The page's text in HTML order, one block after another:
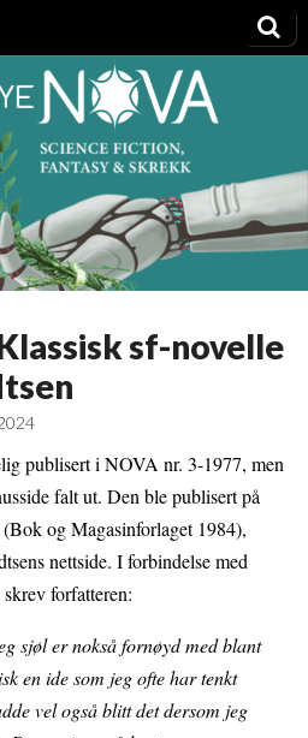
sf-novelle
publisert i NOVA nr. 3-1977, men
falt ut. Den ble publisert på
(Bok og Magasinforlaget 1984),
nettside. I forbindelse med
forfatteren:
sjøl er nokså fornøyd med blant
en ide som jeg ofte har tenkt
vel også blitt det dersom jeg